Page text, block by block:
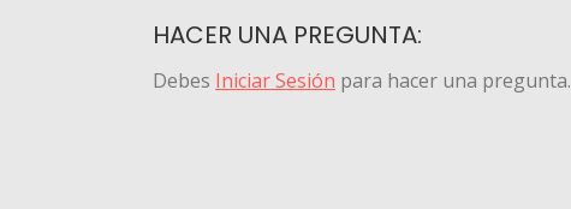
HACER UNA PREGUNTA:
Debes Iniciar Sesión para hacer una pregunta.